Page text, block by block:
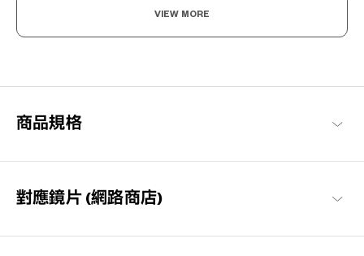
以每個人都能享受眼鏡搭配樂趣與作為日常必需品的概念構想，基
OWNDAYS | ESSENTIAL 商品一覽
VIEW MORE
商品規格
對應鏡片 (網路商店)